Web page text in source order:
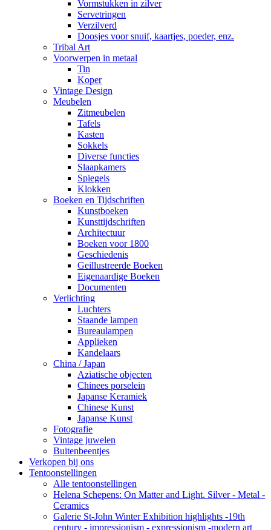
Vormstukken in zilver
Servetringen
Verzilverd
Doosjes voor snuif, kaartjes, poeder, enz.
Tribal Art
Voorwerpen in metaal
Tin
Koper
Vintage Design
Meubelen
Zitmeubelen
Tafels
Kasten
Sokkels
Diverse functies
Slaapkamers
Spiegels
Klokken
Boeken en Tijdschriften
Kunstboeken
Kunsttijdschriften
Architectuur
Boeken voor 1800
Geschiedenis
Geillustreerde Boeken
Eigenaardige Boeken
Documenten
Verlichting
Luchters
Staande lampen
Bureaulampen
Applieken
Kandelaars
China / Japan
Aziatische objecten
Chinees porselein
Japanse Keramiek
Chinese Kunst
Japanse Kunst
Fotografie
Vintage juwelen
Buitenbeentjes
Verkopen bij ons
Tentoonstellingen
Alle tentoonstellingen
Helena Schepens: On Matter and Light. Silver - Metal -
Ceramics
Galerie St-John Winter Exhibition highlights -19th
century - impressionism - expressionism -modern art